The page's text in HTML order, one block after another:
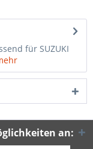
für SUZUKI
an: